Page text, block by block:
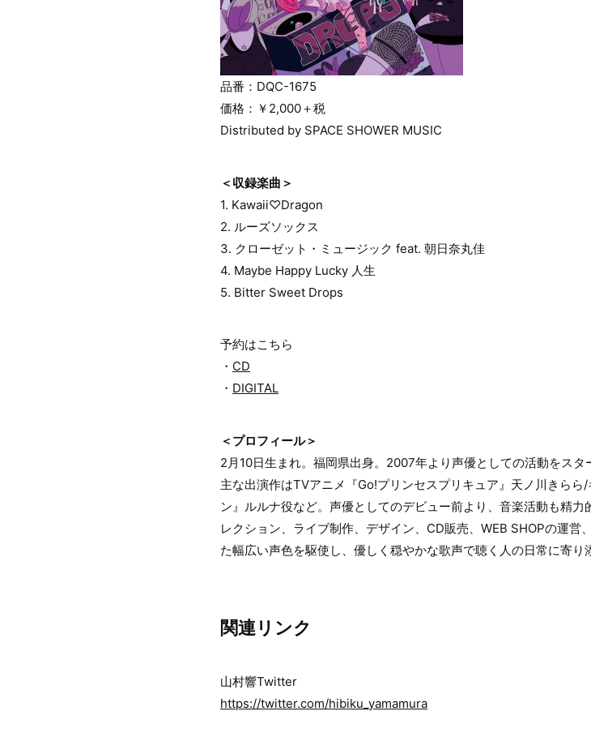
品番：DQC-1675
価格：￥2,000＋税
Distributed by SPACE SHOWER MUSIC
＜収録楽曲＞
1. Kawaii♡Dragon
2. ルーズソックス
3. クローゼット・ミュージック feat. 朝日奈丸佳
4. Maybe Happy Lucky 人生
5. Bitter Sweet Drops
予約はこちら
・ CD
・ DIGITAL
＜プロフィール＞
2月10日生まれ。福岡県出身。2007年より声優としての活動をスタ
主な出演作はTVアニメ『Go!プリンセスプリキュア』天ノ川きら
ン』ルルナ役など。声優としてのデビュー前より、音楽活動も精
レクション、ライブ制作、デザイン、CD販売、WEB SHOPの運営
た幅広い声色を駆使し、優しく穏やかな歌声で聴く人の日常に寄り
関連リンク
山村響Twitter
https://twitter.com/hibiku_yamamura